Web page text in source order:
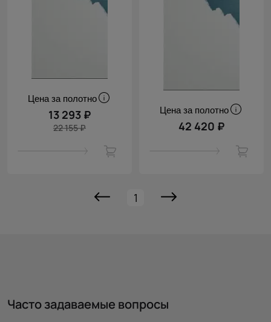
Цена за полотно
13 293 ₽
22 155 ₽
Цена за полотно
42 420 ₽
1
Часто задаваемые вопросы